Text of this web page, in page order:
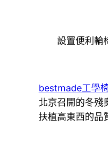
設置便利輪椅
bestmade工學
北京召開的冬殘
扶植高東西的品